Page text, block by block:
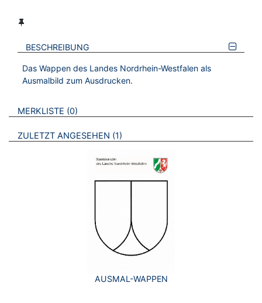
BESCHREIBUNG
Das Wappen des Landes Nordrhein-Westfalen als
Ausmalbild zum Ausdrucken.
VERWEISE AUF VERMERKTE- ODER ZULETZT ANGESEHENE
MERKLISTE 0 BROSCHÜREN
ZULETZT ANGESEHEN 1 BROSCHÜREN
AUSMAL-WAPPEN